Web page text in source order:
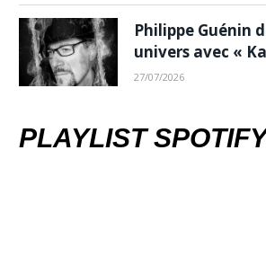
Philippe Guénin
univers avec «
27/07/2026
PLAYLIST